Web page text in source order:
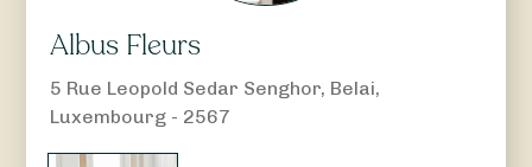
Albus Fleurs
5 Rue Leopold Sedar Senghor, Belai,
Luxembourg - 2567